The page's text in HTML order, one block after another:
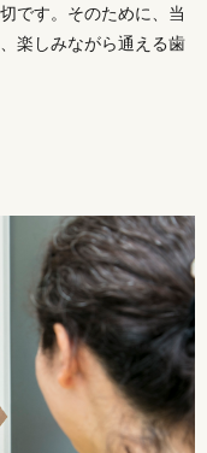
です。そのために、当
楽しみながら通える歯